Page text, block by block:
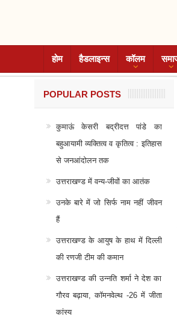
होम हैडलाइन्स कॉलम
POPULAR POSTS
कुमाऊं केसरी बद्रीदत्त पांडे का
बहुआयामी व्यक्तित्व व कृतित्व : इतिहास
से जनआंदोलन तक
उत्तराखण्ड में वन्य-जीवों का आतंक
उनके बारे में जो सिर्फ नाम नहीं जीवन
हैं
उत्तराखण्ड के आयुष के हाथ में दिल्ली
की रणजी टीम की कमान
उत्तराखण्ड की उन्नति शर्मा ने देश का
गौरव बढ़ाया, कॉमनवेल्थ -26 में जीता
कांस्य